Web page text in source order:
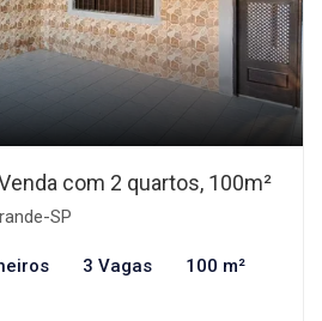
com 2 quartos, 100m²
SP
3 Vagas 100 m²